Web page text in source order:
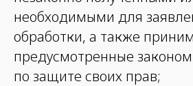
необходимыми для
обработки, а также
предусмотренные
по защите своих прав;